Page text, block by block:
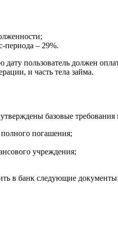
периода – 29%.
пользователь должен
и часть тела займа.
базовые
полного погашения;
учреждения;
в банк следующие документы: